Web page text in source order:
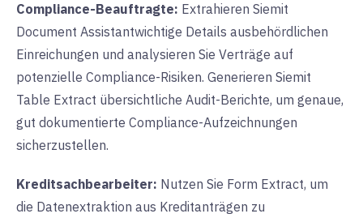
Compliance-Beauftragte: Extrahieren Siemit
Document Assistantwichtige Details aus behördlichen
Einreichungen und analysieren Sie Verträge auf
potenzielle Compliance-Risiken. Generieren Siemit
Table Extract übersichtliche Audit-Berichte, um genaue,
gut dokumentierte Compliance-Aufzeichnungen
sicherzustellen.
Kreditsachbearbeiter: Nutzen Sie Form Extract, um
die Datenextraktion aus Kreditanträgen zu